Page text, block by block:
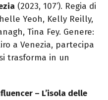
(2023, 107’). Regia di
Yeoh, Kelly Reilly,
Tina Fey. Genere:
a Venezia, partecipa
trasforma in un
– L’isola delle